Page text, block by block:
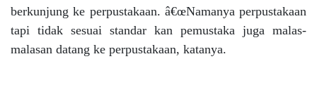
berkunjung ke perpustakaan. â€œNamanya perpustakaan
tapi tidak sesuai standar kan pemustaka juga malas-
malasan datang ke perpustakaan, katanya.